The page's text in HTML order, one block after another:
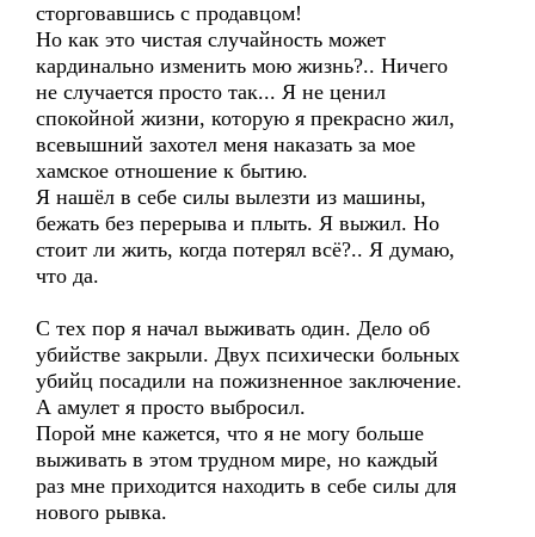
сторговавшись с продавцом!
Но как это чистая случайность может
кардинально изменить мою жизнь?.. Ничего
не случается просто так... Я не ценил
спокойной жизни, которую я прекрасно жил,
всевышний захотел меня наказать за мое
хамское отношение к бытию.
Я нашёл в себе силы вылезти из машины,
бежать без перерыва и плыть. Я выжил. Но
стоит ли жить, когда потерял всё?.. Я думаю,
что да.
С тех пор я начал выживать один. Дело об
убийстве закрыли. Двух психически больных
убийц посадили на пожизненное заключение.
А амулет я просто выбросил.
Порой мне кажется, что я не могу больше
выживать в этом трудном мире, но каждый
раз мне приходится находить в себе силы для
нового рывка.